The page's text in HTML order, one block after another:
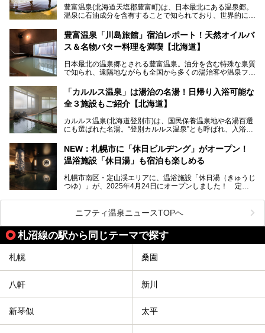
で、ぜひお試しください。※6月13日配布開始、なくなり次
第終了
───
提供元：株式会社バルクオム【PR】
この記事は株式会社バルクオム商品のPR記事です。
豊富温泉(北海道天塩郡豊富町)は、日本最北にある温泉郷。
温泉に石油成分を含有することで知られており、世界的にも
に特効があると言われ、遠隔地ながらも全国から湯治・療養
目的で多くの人々が訪れます。
地体験し、独自の視点で豊富温泉の“天然オイルバス”をレポ
ート。温泉地概要や日帰り入浴施設をはじめ、宿泊施設・ア
豊富温泉「川島旅館」宿泊レポート！天然オイルバ
ス＆名物バター料理を満喫【北海道】
日本最北の温泉郷とされる豊富温泉。油分を含む特殊な泉質
で知られ、遠隔地ながらも全国から多くの湯治客や温泉ファ
「川島旅館」は、豊富温泉の開湯当初から営業する老舗旅
館。とりわけ温泉の良さと名物のバター料理に定評があり、
の温泉や料理をはじめ、パブリックスペース・客室など宿の
全貌を徹底的にご紹介します！
「カルルス温泉」は湯治の名湯！日帰り入浴可能な
全３施設もご紹介【北海道】
カルルス温泉(北海道登別市)は、国民保養温泉地や名湯百選
にも選ばれた名湯。“登別カルルス温泉”とも呼ばれ、入浴剤
豊かな登別温泉とは対照的な存在で、今も湯治場的な要素が
残る閑静な温泉地です。
地体験し、カルルス温泉をご紹介。温泉地の概要や泉質解説
をはじめ、日帰り入浴可能な全３施設の紹介・周辺観光・ア
NEW：札幌市に「休日ビルヂング」がオープン！
温浴施設「休日湯」も宿泊も楽しめる
札幌市南区・定山渓エリアに、温浴施設「休日湯（きゅうじ
つゆ）」が、2025年4月24日にオープンしました！ 定山
この施設は、温泉・サウナの「休日湯」・ラウンジの「THE
LOUNGE DAYOF」・グルメ「休日洋麺店」・ホテル「エク
スクラメーションホテル」で構成された、まさに大人の癒し
空間。
今回は、そんな「休日ビルヂング」の魅力を5つのポイント
ニフティ温泉ニュースTOPへ
札沼線の駅から同じテーマで探す
札幌 桑園
八軒 新川
新琴似 太平